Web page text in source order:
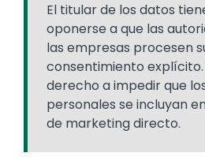
El titular de los datos
oponerse a que las
las empresas procesen
consentimiento
derecho a impedir que
personales se incluyan
de marketing directo.